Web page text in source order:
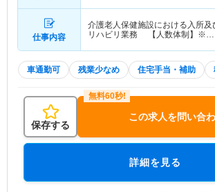
仕事内容
介護老人保健施設における入所
リハビリ業務 【人数体制】※…
車通勤可 残業少なめ 住宅手当・補助
保存する
この求人を問い合
詳細を見る